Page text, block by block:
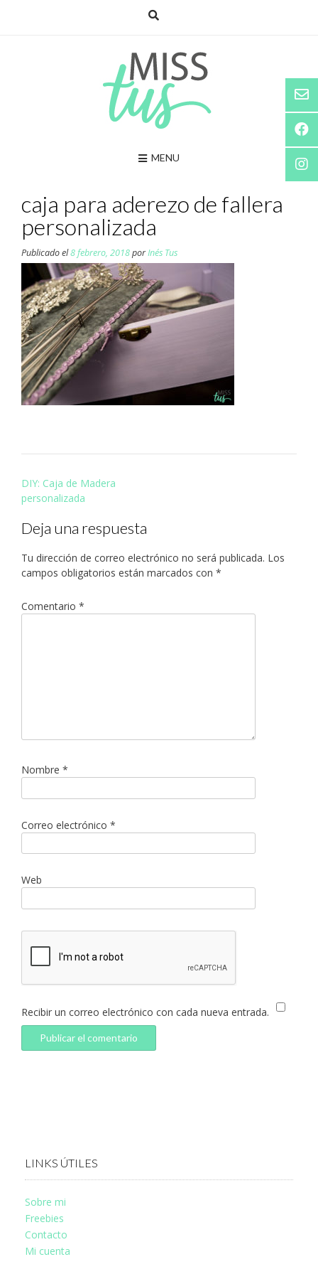
MENU
caja para aderezo de fallera
personalizada
Publicado el8 febrero, 2018porInés Tus
Navegación
de
DIY: Caja de Madera
personalizada
Deja una respuesta
Tu dirección de correo electrónico no será publicada. Los
campos obligatorios están marcados con *
Comentario *
Nombre *
Correo electrónico *
Web
Recibir un correo electrónico con cada nueva entrada.
LINKS ÚTILES
Sobre mi
Freebies
Contacto
Mi cuenta